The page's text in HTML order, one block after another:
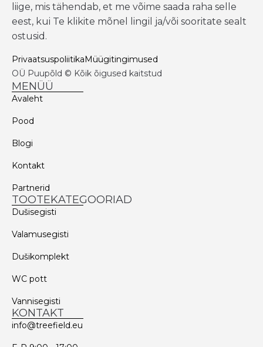
liige, mis tähendab, et me võime saada raha selle
eest, kui Te klikite mõnel lingil ja/või sooritate sealt
ostusid.
PrivaatsuspoliitikaMüügitingimused
OÜ Puupõld © Kõik õigused kaitstud
MENÜÜ
Avaleht
Pood
Blogi
Kontakt
Partnerid
TOOTEKATEGOORIAD
Dušisegisti
Valamusegisti
Dušikomplekt
WC pott
Vannisegisti
KONTAKT
info@treefield.eu